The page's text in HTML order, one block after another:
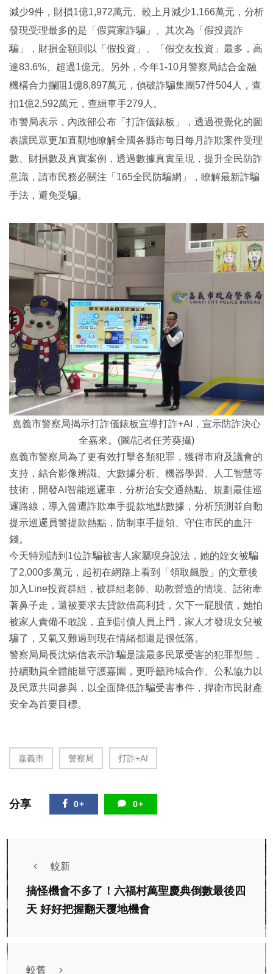
減少9件，財損1億1,972萬元、較上月減少1,166萬元，分析
發現受理最多的是「 假買家詐騙」、其次為「假投資詐
騙」，財損金額則以「假投資」、
「假交友投資」最多，高
達83.6%、超過1億元。另外， 今年1-10月警察局結合金融
機構合力攔阻1億8,897萬元， 偵破詐騙集團57件504人，查
扣1億2,592萬元， 查緝車手279人。
市警局表示，內政部公布「打詐儀錶板」， 透過視覺化的圖
表讓民眾更加直觀地瞭解全國各縣市每日每月詐欺案件受理
數、財損數及真實案例，透過數據真實呈現， 提升全民防詐
意識，請市民務必關注「165全民防騙網」， 瞭解最新詐騙
手法，避免受騙。
嘉義市警察局揭示打詐儀錶板宣導打詐+AI，宣示防詐決心
全嘉來。(圖/記者任芳葵攝)
嘉義市警察局為了更有效打擊各類犯罪，獲得市府及議會的
支持， 結合影像辨識、大數據分析、機器學習、人工智慧等
技術， 開發AI智能巡邏車，分析治安交通熱點、規劃最佳巡
邏路線， 導入曾遭詐欺車手提款地點數據， 分析預測並自動
提示巡邏員警提款熱點，防制車手提領、 守住市民的血汗
錢。
今天特別請到1位詐騙被害人家屬現身說法， 她的姪女被騙
了2,000多萬元，起初在網路上看到「領取飆股」 的文章後
加入Line投資群組，被群組老師、助教營造的情境、 話術牽
著鼻子走，還被要求去貸款借高利貸，欠下一屁股債， 她怕
被家人責備不敢說，直到討債人員上門， 家人才發現女兒被
騙了，又氣又難過到現在情緒都還是很低落。
警察局局長沈炳信表示詐騙是讓最多民眾受害的犯罪型態，
持續動員全體能量守護嘉園，更呼籲跨域合作、 公私協力以
及民眾共同參與，以全面降低詐騙受害事件， 捍衛市民財產
安全為首要目標。
嘉義市 警察局 打詐+AI
分享 0+ 0+
較新
搞怪機會不多了！六福村萬聖慶典倒數最後四
天 好好把握翻天覆地機會
較舊